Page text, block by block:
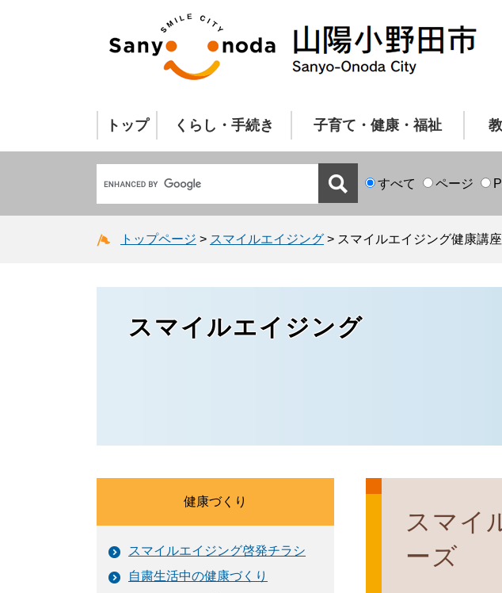
トップ くらし・手続き 子育て・健康・福祉
すべて ページ
トップページ > スマイルエイジング > スマイルエイジング健康
スマイルエイジング
スマイ
ーズ
健康づくり
スマイルエイジング啓発チラシ
自粛生活中の健康づくり